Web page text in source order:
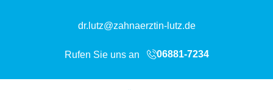
dr.lutz@zahnaerztin-lutz.de
Rufen Sie uns an 06881-7234